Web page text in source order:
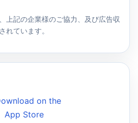
上記の企業様のご協力、及び広告収
れています。